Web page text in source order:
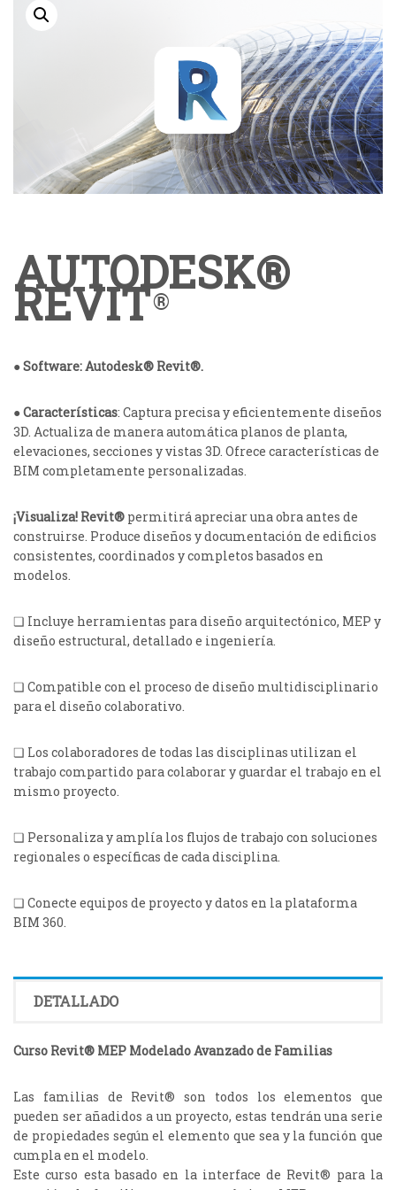
AUTODESK®
REVIT®
●Software: Autodesk® Revit®.
●Características: Captura precisa y eficientemente diseños
3D. Actualiza de manera automática planos de planta,
elevaciones, secciones y vistas 3D. Ofrece características de
BIM completamente personalizadas.
¡Visualiza! Revit® permitirá apreciar una obra antes de
construirse. Produce diseños y documentación de edificios
consistentes, coordinados y completos basados en
modelos.
❏ Incluye herramientas para diseño arquitectónico, MEP y
diseño estructural, detallado e ingeniería.
❏ Compatible con el proceso de diseño multidisciplinario
para el diseño colaborativo.
❏ Los colaboradores de todas las disciplinas utilizan el
trabajo compartido para colaborar y guardar el trabajo en el
mismo proyecto.
❏ Personaliza y amplía los flujos de trabajo con soluciones
regionales o específicas de cada disciplina.
❏ Conecte equipos de proyecto y datos en la plataforma
BIM 360.
DETALLADO
Curso Revit® MEP Modelado Avanzado de Familias
Las familias de Revit® son todos los elementos que
pueden ser añadidos a un proyecto, estas tendrán una serie
de propiedades según el elemento que sea y la función que
cumpla en el modelo.
Este curso esta basado en la interface de Revit® para la